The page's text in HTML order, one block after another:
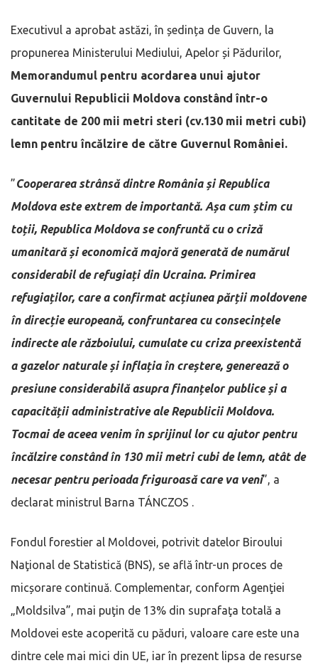
Executivul a aprobat astăzi, în ședința de Guvern, la
propunerea Ministerului Mediului, Apelor și Pădurilor,
Memorandumul pentru acordarea unui ajutor
Guvernului Republicii Moldova constând într-o
cantitate de 200 mii metri steri (cv.130 mii metri cubi)
lemn pentru încălzire de către Guvernul României.
”Cooperarea strânsă dintre România și Republica
Moldova este extrem de importantă. Așa cum știm cu
toții, Republica Moldova se confruntă cu o criză
umanitară și economică majoră generată de numărul
considerabil de refugiați din Ucraina. Primirea
refugiaților, care a confirmat acțiunea părții moldovene
în direcție europeană, confruntarea cu consecințele
indirecte ale războiului, cumulate cu criza preexistentă
a gazelor naturale și inflația în creștere, generează o
presiune considerabilă asupra finanțelor publice și a
capacității administrative ale Republicii Moldova.
Tocmai de aceea venim în sprijinul lor cu ajutor pentru
încălzire constând în 130 mii metri cubi de lemn, atât de
necesar pentru perioada friguroasă care va veni”, a
declarat ministrul Barna TÁNCZOS .
Fondul forestier al Moldovei, potrivit datelor Biroului
Naţional de Statistică (BNS), se află într-un proces de
micșorare continuă. Complementar, conform Agenţiei
„Moldsilva”, mai puţin de 13% din suprafaţa totală a
Moldovei este acoperită cu păduri, valoare care este una
dintre cele mai mici din UE, iar în prezent lipsa de resurse